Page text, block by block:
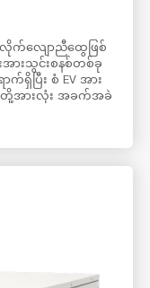
လိုက်လျောညီထွေဖြစ်
ားသွင်းစနစ်တစ်ခု
က်ရှိပြီး စံ EV အား
တို့အားလုံး အခက်အခဲ
ဘက်အတွက် အသင့်ဖြစ်